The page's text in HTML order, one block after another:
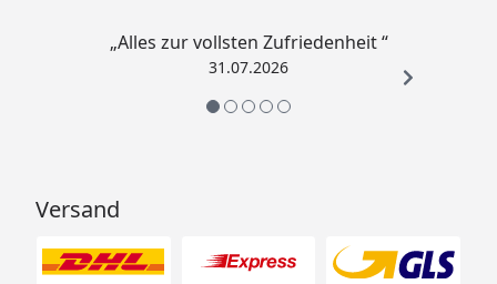
„Alles zur vollsten Zufriedenheit “
31.07.2026
Versand